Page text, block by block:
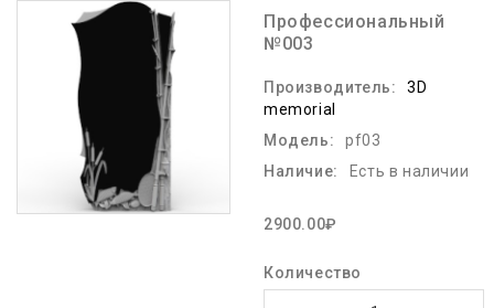
Профессиональный
№003
Производитель:
3D
memorial
Модель:
pf03
Наличие:
Есть в наличии
2900.00₽
Количество